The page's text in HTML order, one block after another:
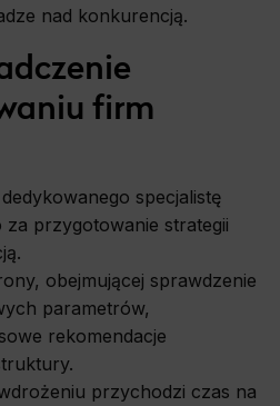
nad konkurencją.
firm
specjalistę
za przygotowanie strategii
obejmującej sprawdzenie
parametrów,
rekomendacje
przychodzi czas na